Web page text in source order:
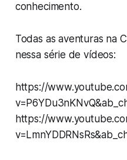
conhecimento.
Todas as aventuras na
nessa série de vídeos:
https://
https://